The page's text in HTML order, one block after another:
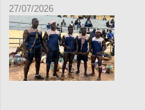
27/07/2026